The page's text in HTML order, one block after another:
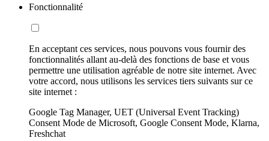
Fonctionnalité
En acceptant ces services, nous pouvons vous fournir des
fonctionnalités allant au-delà des fonctions de base et vous
permettre une utilisation agréable de notre site internet. Avec
votre accord, nous utilisons les services tiers suivants sur ce
site internet :
Google Tag Manager, UET (Universal Event Tracking)
Consent Mode de Microsoft, Google Consent Mode, Klarna,
Freshchat